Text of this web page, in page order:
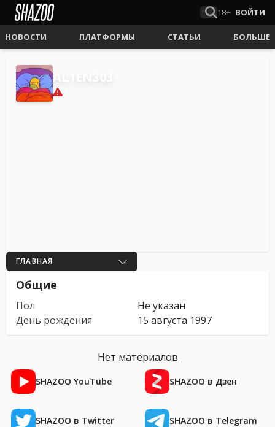
18+ ВОЙТИ
НОВОСТИ ПЛАТФОРМЫ СТАТЬИ БОЛЬШЕ
ГЛАВНАЯ
Общие
Пол
Не указан
День рождения
15 августа 1997
Нет материалов
SHAZOO YouTube SHAZOO в Дзен
SHAZOO в Twitter SHAZOO в Telegram